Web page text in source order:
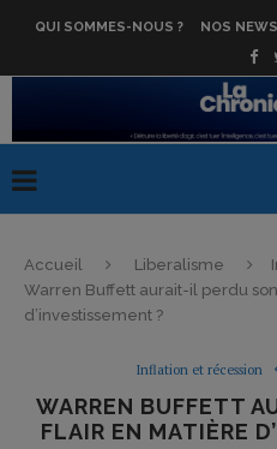
QUI SOMMES-NOUS ? NOS
Accueil Liberalisme
Warren Buffett aurait-il perdu
d’investissement ?
Inflation et récession
WARREN BUFFETT
FLAIR EN MATIÈRE